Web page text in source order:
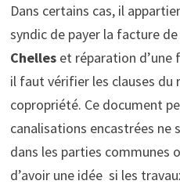
Dans certains cas, il
syndic de payer la facture de
Chelles et réparation d’une
il faut vérifier les clauses
copropriété. Ce document
canalisations encastrées ne
dans les parties communes
d’avoir une idée si les